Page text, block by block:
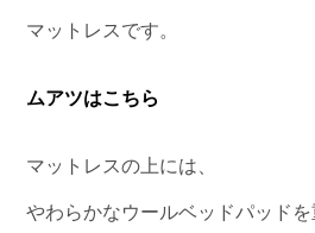
マットレスです。
ムアツはこちら
マットレスの上には、
やわらかなウールベッドパッドを